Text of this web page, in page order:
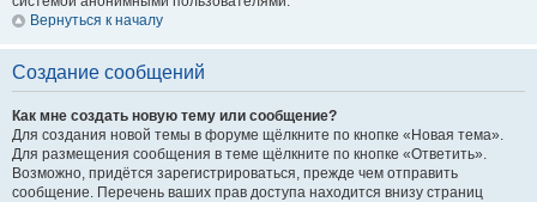
Вернуться к началу
Создание сообщений
Как мне создать новую тему или сообщение?
Для создания новой темы в форуме щёлкните по кнопке «Новая тема».
Для размещения сообщения в теме щёлкните по кнопке «Ответить».
Возможно, придётся зарегистрироваться, прежде чем отправить
сообщение. Перечень ваших прав доступа находится внизу страниц